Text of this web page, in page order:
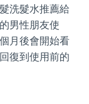
洗髮水推薦給
男性朋友使
月後會開始看
復到使用前的